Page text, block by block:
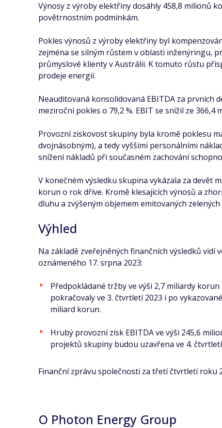
Výnosy z výroby elektřiny dosáhly 458,8 milionů
povětrnostním podmínkám.
Pokles výnosů z výroby elektřiny byl
zejména se silným růstem v oblasti inženýringu,
průmyslové klienty v Austrálii. K tomuto růstu
prodeje energií.
Neauditovaná konsolidovaná EBITDA za prvních
meziroční pokles o 79,2 %. EBIT se snížil ze
Provozní ziskovost skupiny byla kromě poklesu
dvojnásobným), a tedy vyššími personálními
snížení nákladů při současném zachování
V konečném výsledku skupina vykázala za devět
korun o rok dříve. Kromě klesajících výnosů a
dluhu a zvýšeným objemem emitovaných
Výhled
Na základě zveřejněných finančních výsledků
oznámeného 17. srpna 2023:
Předpokládané tržby ve výši 2,7 miliardy
pokračovaly ve 3. čtvrtletí 2023 i po
miliard korun.
Hrubý provozní zisk EBITDA ve výši 245,6
projektů skupiny budou uzavřena ve 4. čtvrtletí
Finanční zprávu společnosti za třetí čtvrtletí roku
O Photon Energy Group